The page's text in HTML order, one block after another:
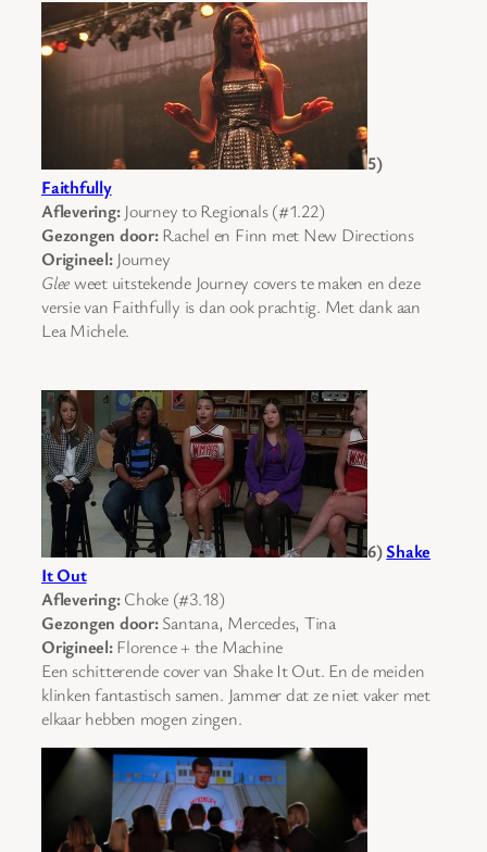
5)
Faithfully
Aflevering:Journey to Regionals (#1.22)
Gezongen door:Rachel en Finn met New Directions
Origineel:Journey
Gleeweet uitstekende Journey covers te maken en deze
versie van Faithfully is dan ook prachtig. Met dank aan
Lea Michele.
6)Shake
It Out
Aflevering:Choke (#3.18)
Gezongen door:Santana, Mercedes, Tina
Origineel:Florence + the Machine
Een schitterende cover van Shake It Out. En de meiden
klinken fantastisch samen. Jammer dat ze niet vaker met
elkaar hebben mogen zingen.